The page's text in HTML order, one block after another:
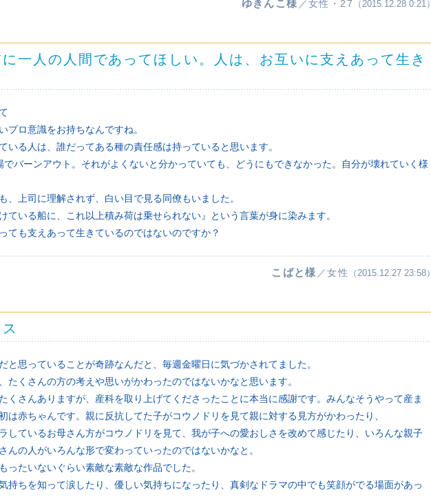
ゆきんこ様 ／女性・27 （2015.12.28 0:21）
一人の人間であってほしい。人は、お互いに支えあって生き
プロ意識をお持ちなんですね。
いる人は、誰だってある種の責任感は持っていると思います。
でバーンアウト。それがよくないと分かっていても、どうにもできなかった。自分が壊れていく様
、上司に理解されず、白い目で見る同僚もいました。
ている船に、これ以上積み荷は乗せられない』という言葉が身に染みます。
ても支えあって生きているのではないのですか？
こばと様 ／女性 （2015.12.27 23:58）
と思っていることが奇跡なんだと、毎週金曜日に気づかされてました。
たくさんの方の考えや思いがかわったのではないかなと思います。
くさんありますが、産科を取り上げてくださったことに本当に感謝です。みんなそうやって産ま
は赤ちゃんです。親に反抗してた子がコウノドリを見て親に対する見方がかわったり、
しているお母さん方がコウノドリを見て、我が子への愛おしさを改めて感じたり、いろんな親子
んの人がいろんな形で変わっていったのではないかなと。
ったいないぐらい素敵な素敵な作品でした。
持ちを知って涙したり、優しい気持ちになったり、真剣なドラマの中でも笑顔がでる場面があっ